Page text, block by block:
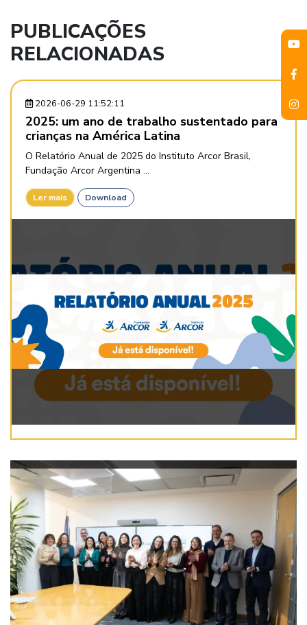
PUBLICAÇÕES
RELACIONADAS
2026-06-29 11:52:11
2025: um ano de trabalho sustentado para
crianças na América Latina
O Relatório Anual de 2025 do Instituto Arcor Brasil,
Fundação Arcor Argentina ...
Ler mais Download